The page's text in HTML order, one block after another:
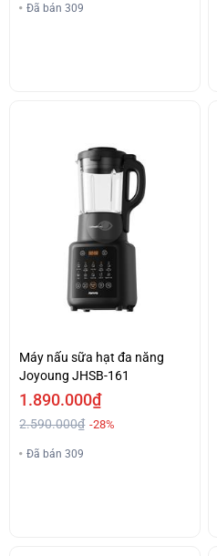
Đã bán 309
Máy nấu sữa hạt đa năng
Joyoung JHSB-161
1.890.000₫
2.590.000₫ -28%
Đã bán 309